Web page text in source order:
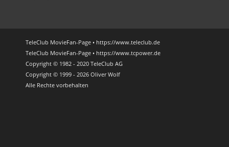
TeleClub MovieFan-Page • https://www.teleclub.de
TeleClub MovieFan-Page • https://www.tcpower.de
Copyright © 1982 - 2020 TeleClub AG
Copyright © 1999 - 2026 Oliver Wolf
Alle Rechte vorbehalten